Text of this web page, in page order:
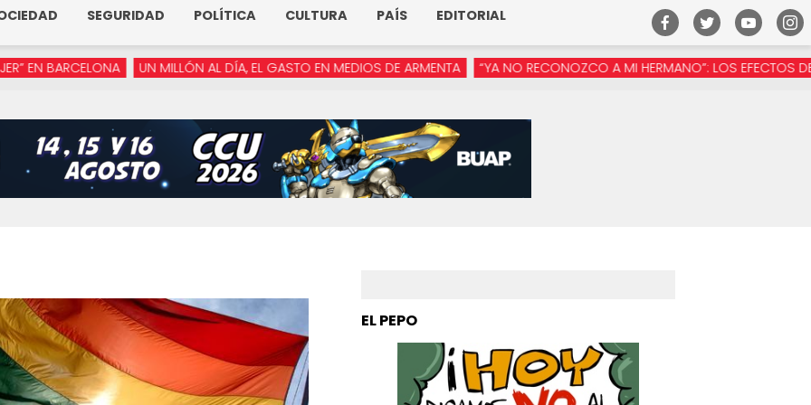
SEGURIDAD POLÍTICA CULTURA PAÍS
EDITORIAL
UN MILLÓN AL DÍA, EL GASTO EN MEDIOS DE ARMENTA “YA NO RECONOZCO A MI HERMANO”: LOS EFECTOS DE LA
EL PEPO